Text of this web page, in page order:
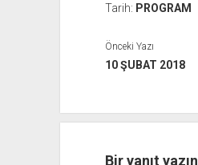
Tarih: PROGRAM
Önceki Yazı
10 ŞUBAT 2018
Bir yanıt yazın